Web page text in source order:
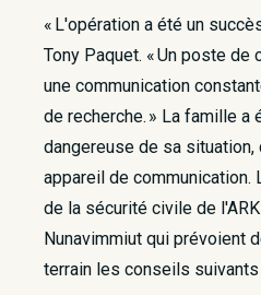
« L'opération a été un
Tony Paquet. « Un poste de
une communication
de recherche. » La famille a
dangereuse de sa
appareil de communication.
de la sécurité civile de
Nunavimmiut qui prévoient
terrain les conseils suivants